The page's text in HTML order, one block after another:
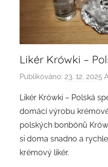
Likér Krówki –
Publikováno: 23. 12. 2025
Likér Krówki – Polská
domácí výrobu
polských bonbónů
si doma snadno a
krémový likér.